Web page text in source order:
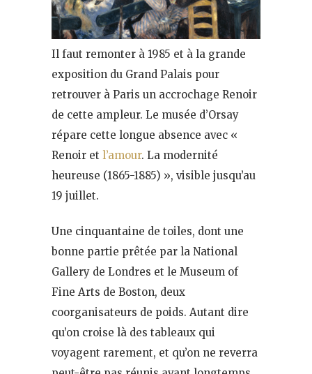
Il faut remonter à 1985 et à la grande
exposition du Grand Palais pour
retrouver à Paris un accrochage Renoir
de cette ampleur. Le musée d’Orsay
répare cette longue absence avec «
Renoir et l’amour. La modernité
heureuse (1865-1885) », visible jusqu’au
19 juillet.
Une cinquantaine de toiles, dont une
bonne partie prêtée par la National
Gallery de Londres et le Museum of
Fine Arts de Boston, deux
coorganisateurs de poids. Autant dire
qu’on croise là des tableaux qui
voyagent rarement, et qu’on ne reverra